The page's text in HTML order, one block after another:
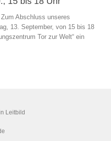
Abschluss unseres
13. September, von 15 bis 18
Tor zur Welt“ ein
Leitbild